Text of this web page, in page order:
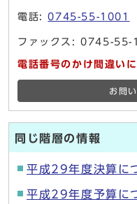
電話:0745-55-1001
ファックス: 0745-55-
電話番号のかけ間違い
お問
同じ階層の情報
平成29年度決算に
平成29年度予算に